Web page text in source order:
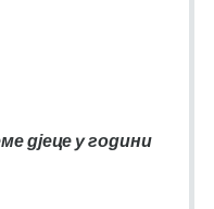
дјеце у години